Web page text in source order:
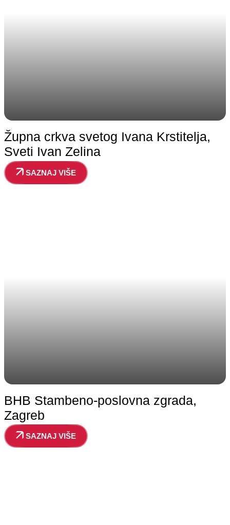
Župna crkva svetog Ivana Krstitelja,
Sveti Ivan Zelina
SAZNAJ VIŠE
BHB Stambeno-poslovna zgrada,
Zagreb
SAZNAJ VIŠE